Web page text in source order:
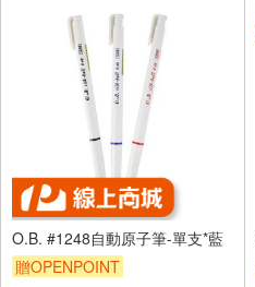
O.B. #1248自動原子筆-單支*藍
贈OPENPOINT